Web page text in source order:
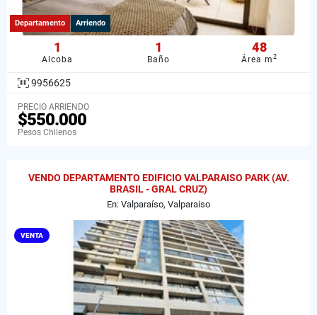
Departamento Arriendo
1
Alcoba
1
Baño
48
Área m2
9956625
PRECIO ARRIENDO
$550.000
Pesos Chilenos
VENDO DEPARTAMENTO EDIFICIO VALPARAISO PARK (AV.
BRASIL - GRAL CRUZ)
En: Valparaíso, Valparaiso
VENTA